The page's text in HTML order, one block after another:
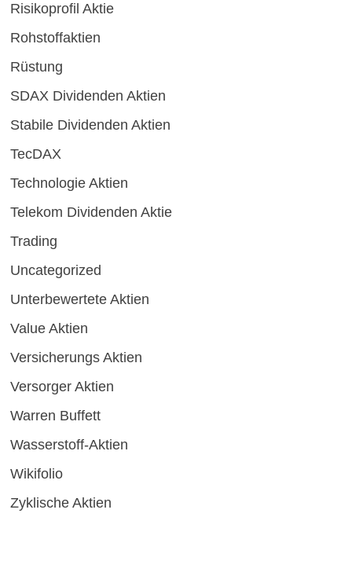
Risikoprofil Aktie
Rohstoffaktien
Rüstung
SDAX Dividenden Aktien
Stabile Dividenden Aktien
TecDAX
Technologie Aktien
Telekom Dividenden Aktie
Trading
Uncategorized
Unterbewertete Aktien
Value Aktien
Versicherungs Aktien
Versorger Aktien
Warren Buffett
Wasserstoff-Aktien
Wikifolio
Zyklische Aktien